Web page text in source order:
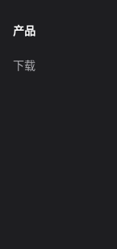
产品
下载